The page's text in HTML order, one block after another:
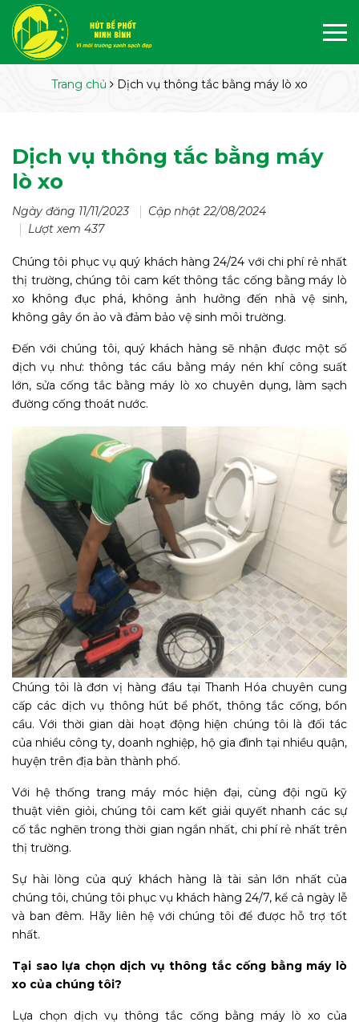
Trang chủ Dịch vụ thông tắc bằng máy lò xo
Dịch vụ thông tắc bằng máy
lò xo
Ngày đăng 11/11/2023
Cập nhật 22/08/2024
Lượt xem 437
Chúng tôi phục vụ quý khách hàng 24/24 với chi phí rẻ nhất
thị trường, chúng tôi cam kết thông tắc cống bằng máy lò
xo không đục phá, không ảnh hưởng đến nhà vệ sinh,
không gây ồn ảo và đảm bảo vệ sinh môi trường.
Đến với chúng tôi, quý khách hàng sẽ nhận được một số
dịch vụ như: thông tác cầu bằng máy nén khí công suất
lớn, sửa cống tắc bằng máy lò xo chuyên dụng, làm sạch
đường cống thoát nước.
Chúng tôi là đơn vị hàng đầu tại Thanh Hóa chuyên cung
cấp các dịch vụ thông hút bể phốt, thông tắc cống, bồn
cầu. Với thời gian dài hoạt động hiện chúng tôi là đối tác
của nhiều công ty, doanh nghiệp, hộ gia đình tại nhiều quận,
huyện trên địa bàn thành phố.
Với hệ thống trang máy móc hiện đại, cùng đội ngũ kỹ
thuật viên giỏi, chúng tôi cam kết giải quyết nhanh các sự
cố tắc nghẽn trong thời gian ngắn nhất, chi phí rẻ nhất trên
thị trường.
Sự hài lòng của quý khách hàng là tài sản lớn nhất của
chúng tôi, chúng tôi phục vụ khách hàng 24/7, kể cả ngày lễ
và ban đêm. Hãy liên hệ với chúng tôi để được hỗ trợ tốt
nhất.
Tại sao lựa chọn dịch vụ thông tắc cống bằng máy lò
xo của chúng tôi?
Lựa chọn dịch vụ thông tắc cống bằng máy lò xo của